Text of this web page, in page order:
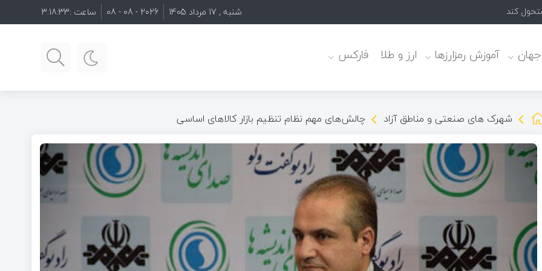
شنبه , 17 مرداد 1405 2026 - 08 - 08 ساعت :3:18:34
جهان آموزش رمزارزها ارز و طلا فارکس
شهرک های صنعتی و مناطق آزاد چالش‌های مهم نظام تنظیم بازار کالاهای اساسی